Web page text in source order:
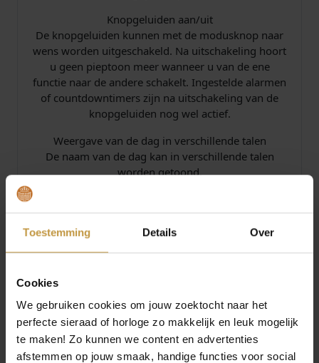
Toestemming Details Over
Cookies
We gebruiken cookies om jouw zoektocht naar het
perfecte sieraad of horloge zo makkelijk en leuk mogelijk
te maken! Zo kunnen we content en advertenties
afstemmen op jouw smaak, handige functies voor social
Knopgeluiden aan/uit
De knopgeluiden kunnen met de modusknop naar
wens worden uitgeschakeld. Na uitschakeling hoort
u geen pieptoon meer wanneer u van de ene
functie naar de andere schakelt. Ingestelde alarmen
of countdowntimers zijn na uitschakeling van de
knopgeluiden nog wel actief.
Weergave van de dag in verschillende talen
De naam van de dag kan in verschillende talen
worden getoond.
Als de automatische kalender eenmaal is ingesteld,
wordt altijd de juiste datum weergegeven.
12/24-uurs tijdweergave
Saffierglas
Saffierglas wordt in een kunstmatig procedé
geproduceerd en overtuigt door zijn hardheid en